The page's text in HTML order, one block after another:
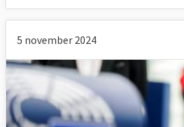
5 november 2024